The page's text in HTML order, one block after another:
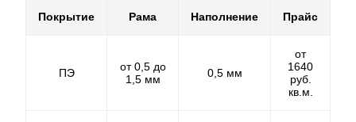
Покрытие Рама Наполнение Прайс
ПЭ
от 0,5 до
1,5 мм
0,5 мм
от
1640
руб.
кв.м.